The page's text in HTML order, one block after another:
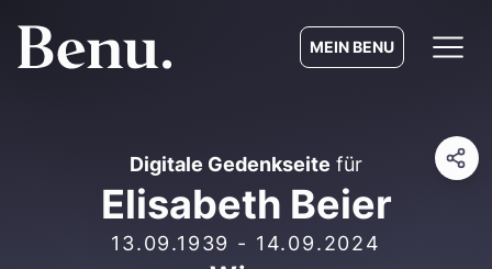
MEIN BENU
Digitale Gedenkseite für
Elisabeth Beier
13.09.1939 - 14.09.2024